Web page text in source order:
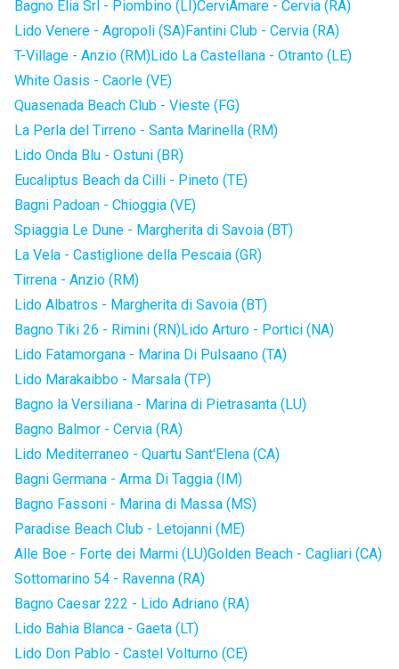
Bagno Elia Srl - Piombino (LI)CerviAmare - Cervia (RA)
Lido Venere - Agropoli (SA)Fantini Club - Cervia (RA)
T-Village - Anzio (RM)Lido La Castellana - Otranto (LE)
White Oasis - Caorle (VE)
Quasenada Beach Club - Vieste (FG)
La Perla del Tirreno - Santa Marinella (RM)
Lido Onda Blu - Ostuni (BR)
Eucaliptus Beach da Cilli - Pineto (TE)
Bagni Padoan - Chioggia (VE)
Spiaggia Le Dune - Margherita di Savoia (BT)
La Vela - Castiglione della Pescaia (GR)
Tirrena - Anzio (RM)
Lido Albatros - Margherita di Savoia (BT)
Bagno Tiki 26 - Rimini (RN)Lido Arturo - Portici (NA)
Lido Fatamorgana - Marina Di Pulsaano (TA)
Lido Marakaibbo - Marsala (TP)
Bagno la Versiliana - Marina di Pietrasanta (LU)
Bagno Balmor - Cervia (RA)
Lido Mediterraneo - Quartu Sant'Elena (CA)
Bagni Germana - Arma Di Taggia (IM)
Bagno Fassoni - Marina di Massa (MS)
Paradise Beach Club - Letojanni (ME)
Alle Boe - Forte dei Marmi (LU)Golden Beach - Cagliari (CA)
Sottomarino 54 - Ravenna (RA)
Bagno Caesar 222 - Lido Adriano (RA)
Lido Bahia Blanca - Gaeta (LT)
Lido Don Pablo - Castel Volturno (CE)